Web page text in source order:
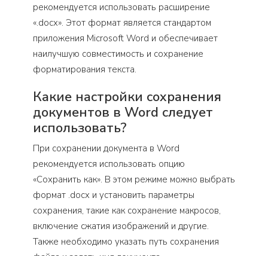
рекомендуется использовать расширение
«.docx». Этот формат является стандартом
приложения Microsoft Word и обеспечивает
наилучшую совместимость и сохранение
форматирования текста.
Какие настройки сохранения
документов в Word следует
использовать?
При сохранении документа в Word
рекомендуется использовать опцию
«Сохранить как». В этом режиме можно выбрать
формат .docx и установить параметры
сохранения, такие как сохранение макросов,
включение сжатия изображений и другие.
Также необходимо указать путь сохранения